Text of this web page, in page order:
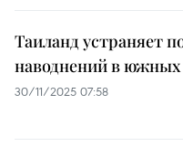
Таиланд устраняет
наводнений в
30/11/2025 07:58